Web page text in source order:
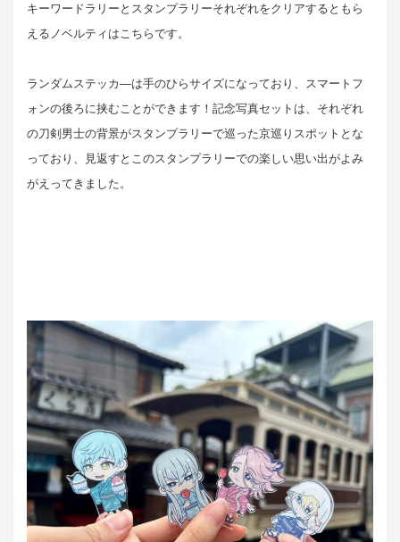
キーワードラリーとスタンプラリーそれぞれをクリアするともら
えるノベルティはこちらです。
ランダムステッカ―は手のひらサイズになっており、スマートフ
ォンの後ろに挟むことができます！記念写真セットは、それぞれ
の刀剣男士の背景がスタンプラリーで巡った京巡りスポットとな
っており、見返すとこのスタンプラリーでの楽しい思い出がよみ
がえってきました。